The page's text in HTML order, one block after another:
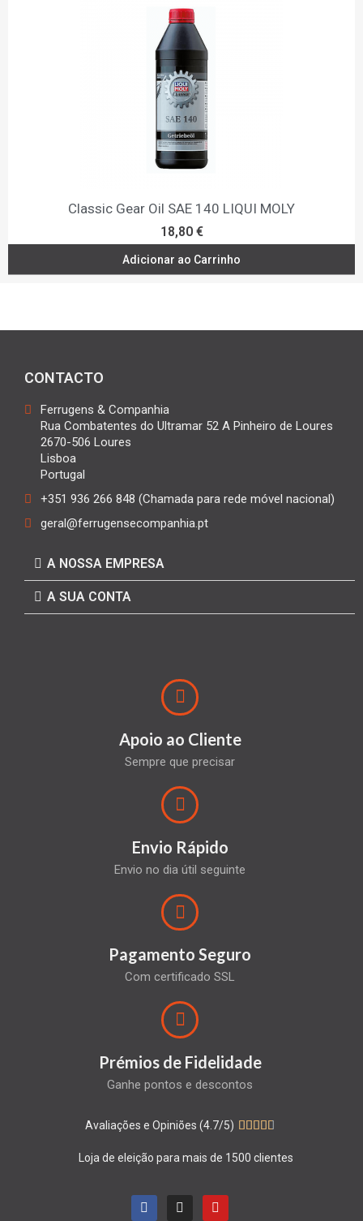
Classic Gear Oil SAE 140 LIQUI MOLY
18,80 €
Adicionar ao Carrinho
CONTACTO
Ferrugens & Companhia
Rua Combatentes do Ultramar 52 A Pinheiro de Loures
2670-506 Loures
Lisboa
Portugal
+351 936 266 848 (Chamada para rede móvel nacional)
geral@ferrugensecompanhia.pt
A NOSSA EMPRESA
A SUA CONTA
Apoio ao Cliente
Sempre que precisar
Envio Rápido
Envio no dia útil seguinte
Pagamento Seguro
Com certificado SSL
Prémios de Fidelidade
Ganhe pontos e descontos
Avaliações e Opiniões (4.7/5)     
Loja de eleição para mais de 1500 clientes